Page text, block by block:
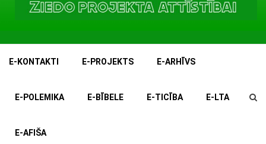
E-KONTAKTI E-PROJEKTS E-ARHĪVS
E-POLEMIKA E-BĪBELE E-TICĪBA E-LTA
E-AFIŠA